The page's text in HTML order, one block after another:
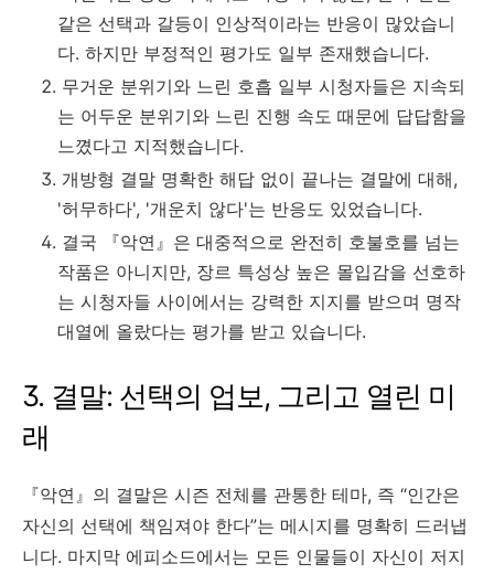
같은 선택과 갈등이 인상적이라는 반응이 많았습니
다. 하지만 부정적인 평가도 일부 존재했습니다.
무거운 분위기와 느린 호흡 일부 시청자들은 지속되
는 어두운 분위기와 느린 진행 속도 때문에 답답함을
느꼈다고 지적했습니다.
개방형 결말 명확한 해답 없이 끝나는 결말에 대해,
'허무하다', '개운치 않다'는 반응도 있었습니다.
결국 『악연』은 대중적으로 완전히 호불호를 넘는
작품은 아니지만, 장르 특성상 높은 몰입감을 선호하
는 시청자들 사이에서는 강력한 지지를 받으며 명작
대열에 올랐다는 평가를 받고 있습니다.
3. 결말: 선택의 업보, 그리고 열린 미
래
『악연』의 결말은 시즌 전체를 관통한 테마, 즉 “인간은
자신의 선택에 책임져야 한다”는 메시지를 명확히 드러냅
니다. 마지막 에피소드에서는 모든 인물들이 자신이 저지